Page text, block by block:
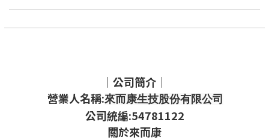
｜公司簡介｜
營業人名稱:來而康生技股份有限公司
公司統編:54781122
關於來而康